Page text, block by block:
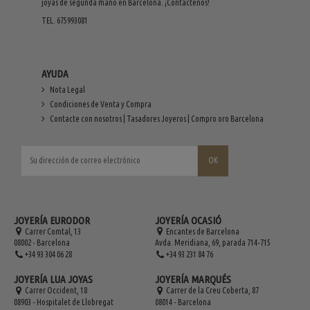
joyas de segunda mano en Barcelona. ¡Contáctenos!
TEL. 675993081
AYUDA
Nota Legal
Condiciones de Venta y Compra
Contacte con nosotros | Tasadores Joyeros | Compro oro Barcelona
JOYERÍA EURODOR
Carrer Comtal, 13
08002 - Barcelona
+34 93 304 06 28
JOYERÍA LUA JOYAS
Carrer Occident, 18
08903 - Hospitalet de Llobregat
JOYERÍA OCASIÓ
Encantes de Barcelona
Avda. Meridiana, 69, parada 714-715
+34 93 231 84 76
JOYERÍA MARQUÉS
Carrer de la Creu Coberta, 87
08014 - Barcelona